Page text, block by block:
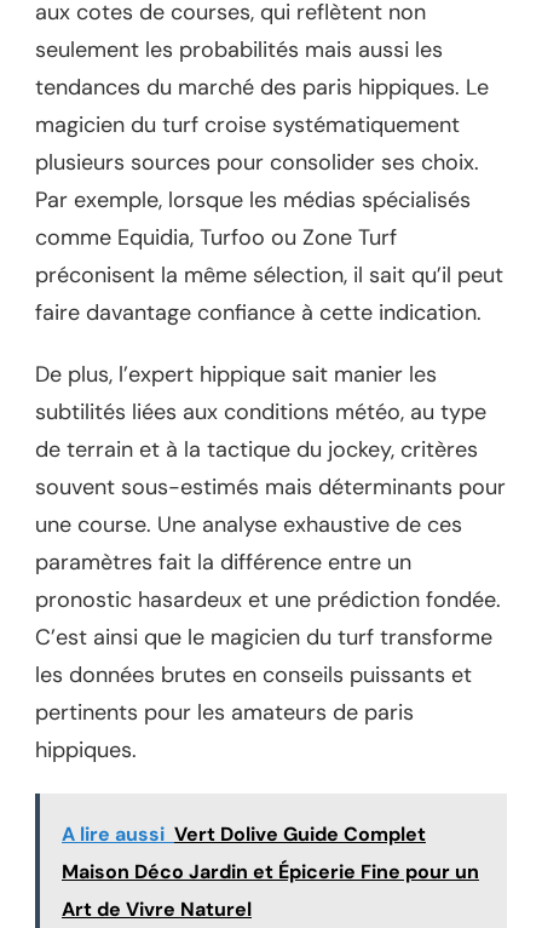
aux cotes de courses, qui reflètent non
seulement les probabilités mais aussi les
tendances du marché des paris hippiques. Le
magicien du turf croise systématiquement
plusieurs sources pour consolider ses choix.
Par exemple, lorsque les médias spécialisés
comme Equidia, Turfoo ou Zone Turf
préconisent la même sélection, il sait qu’il peut
faire davantage confiance à cette indication.
De plus, l’expert hippique sait manier les
subtilités liées aux conditions météo, au type
de terrain et à la tactique du jockey, critères
souvent sous-estimés mais déterminants pour
une course. Une analyse exhaustive de ces
paramètres fait la différence entre un
pronostic hasardeux et une prédiction fondée.
C’est ainsi que le magicien du turf transforme
les données brutes en conseils puissants et
pertinents pour les amateurs de paris
hippiques.
A lire aussi Vert Dolive Guide Complet
Maison Déco Jardin et Épicerie Fine pour un
Art de Vivre Naturel